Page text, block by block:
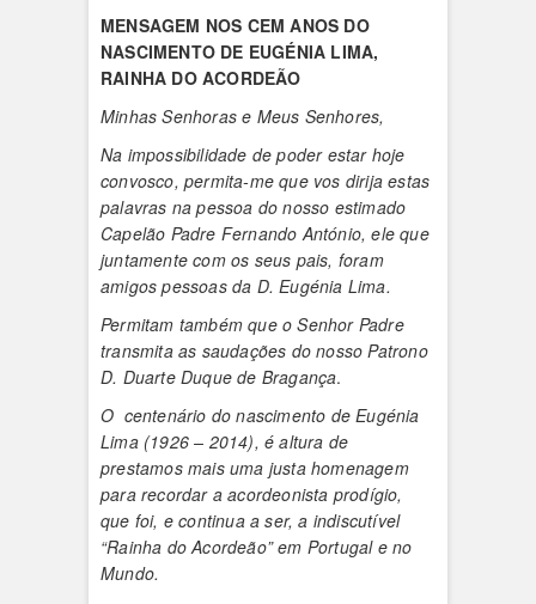
MENSAGEM NOS CEM ANOS DO
NASCIMENTO DE EUGÉNIA LIMA,
RAINHA DO ACORDEÃO
Minhas Senhoras e Meus Senhores,
Na impossibilidade de poder estar hoje
convosco, permita-me que vos dirija estas
palavras na pessoa do nosso estimado
Capelão Padre Fernando António, ele que
juntamente com os seus pais, foram
amigos pessoas da D. Eugénia Lima.
Permitam também que o Senhor Padre
transmita as saudações do nosso Patrono
D. Duarte Duque de Bragança.
O centenário do nascimento de Eugénia
Lima (1926 – 2014), é altura de
prestamos mais uma justa homenagem
para recordar a acordeonista prodígio,
que foi, e continua a ser, a indiscutível
“Rainha do Acordeão” em Portugal e no
Mundo.